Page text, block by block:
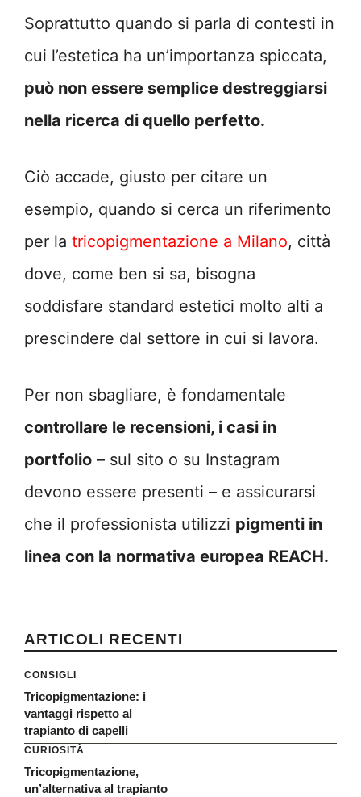
Soprattutto quando si parla di contesti in
cui l’estetica ha un’importanza spiccata,
può non essere semplice destreggiarsi
nella ricerca di quello perfetto.
Ciò accade, giusto per citare un
esempio, quando si cerca un riferimento
per la tricopigmentazione a Milano, città
dove, come ben si sa, bisogna
soddisfare standard estetici molto alti a
prescindere dal settore in cui si lavora.
Per non sbagliare, è fondamentale
controllare le recensioni, i casi in
portfolio – sul sito o su Instagram
devono essere presenti – e assicurarsi
che il professionista utilizzi pigmenti in
linea con la normativa europea REACH.
ARTICOLI RECENTI
CONSIGLI
Tricopigmentazione: i
vantaggi rispetto al
trapianto di capelli
CURIOSITÀ
Tricopigmentazione,
un’alternativa al trapianto